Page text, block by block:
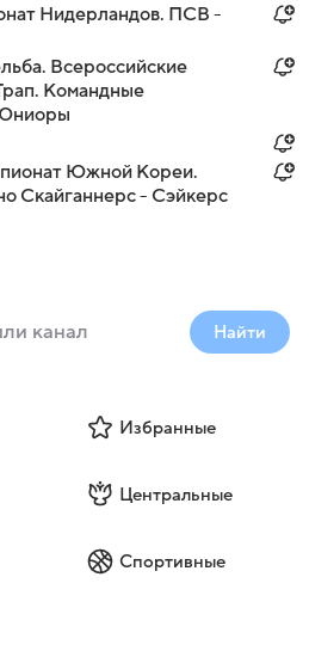
Нидерландов. ПСВ -
Всероссийские
Командные
Южной Кореи.
Скайганнерс - Сэйкерс
Найти
Избранные
Центральные
Спортивные